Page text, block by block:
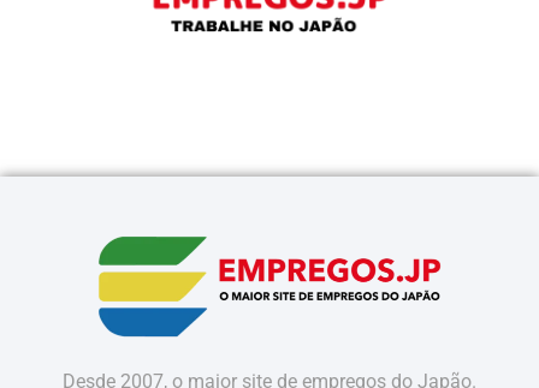
Desde 2007, o maior site de empregos do Japão.